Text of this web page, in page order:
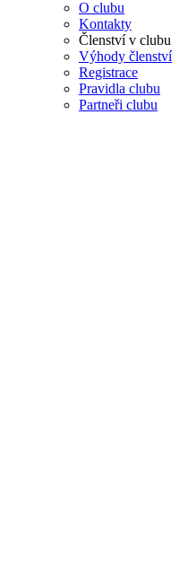
O clubu
Kontakty
Členství v clubu
Výhody členství
Registrace
Pravidla clubu
Partneři clubu